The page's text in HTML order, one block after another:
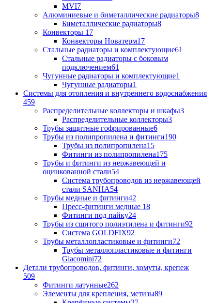
MVI7
Алюминиевые и биметаллические радиаторы8
Биметаллические радиаторы8
Конвекторы 17
Конвекторы Новатерм17
Стальные радиаторы и комплектующие61
Стальные радиаторы с боковым
подключением61
Чугунные радиаторы и комплектующие1
Чугунные радиаторы1
Системы для отопления и внутреннего водоснабжения
459
Распределительные коллекторы и шкафы3
Распределительные коллекторы3
Трубы защитные гофрированные6
Трубы из полипропилена и фитинги190
Трубы из полипропилена15
Фитинги из полипропилена175
Трубы и фитинги из нержавеющей и
оцинкованной стали54
Система трубопроводов из нержавеющей
стали SANHA54
Трубы медные и фитинги42
Пресс-фитинги медные 18
Фитинги под пайку24
Трубы из сшитого полиэтилена и фитинги92
Система GOLDFIX92
Трубы металлопластиковые и фитинги72
Трубы металлопластиковые и фитинги
Giacomini72
Детали трубопроводов, фитинги, хомуты, крепеж
509
Фитинги латунные262
Элементы для крепления, метизы89